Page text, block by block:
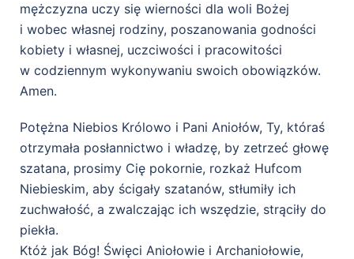
mężczyzna uczy się wierności dla woli Bożej
i wobec własnej rodziny, poszanowania godności
kobiety i własnej, uczciwości i pracowitości
w codziennym wykonywaniu swoich obowiązków.
Amen.
Potężna Niebios Królowo i Pani Aniołów, Ty, któraś
otrzymała posłannictwo i władzę, by zetrzeć głowę
szatana, prosimy Cię pokornie, rozkaż Hufcom
Niebieskim, aby ścigały szatanów, stłumiły ich
zuchwałość, a zwalczając ich wszędzie, strąciły do
piekła.
Któż jak Bóg! Święci Aniołowie i Archaniołowie,